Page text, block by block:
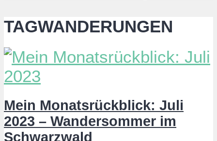
TAGWANDERUNGEN
Mein Monatsrückblick: Juli
2023 – Wandersommer im
Schwarzwald